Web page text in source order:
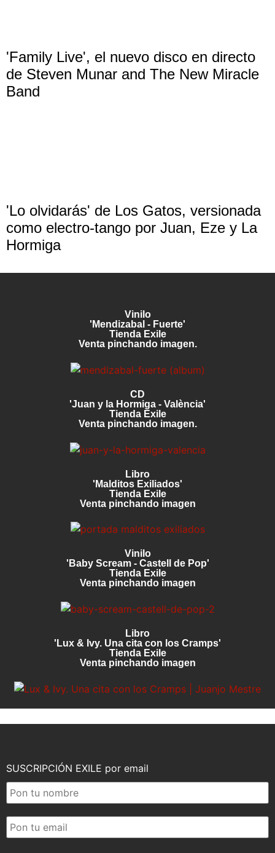
'Family Live', el nuevo disco en directo
de Steven Munar and The New Miracle
Band
'Lo olvidarás' de Los Gatos, versionada
como electro-tango por Juan, Eze y La
Hormiga
Vinilo
'Mendizabal - Fuerte'
Tienda Exile
Venta pinchando imagen.
CD
'Juan y la Hormiga - València'
Tienda Exile
Venta pinchando imagen.
Libro
'Malditos Exiliados'
Tienda Exile
Venta pinchando imagen
Vinilo
'Baby Scream - Castell de Pop'
Tienda Exile
Venta pinchando imagen
Libro
'Lux & Ivy. Una cita con los Cramps'
Tienda Exile
Venta pinchando imagen
SUSCRIPCIÓN EXILE por email